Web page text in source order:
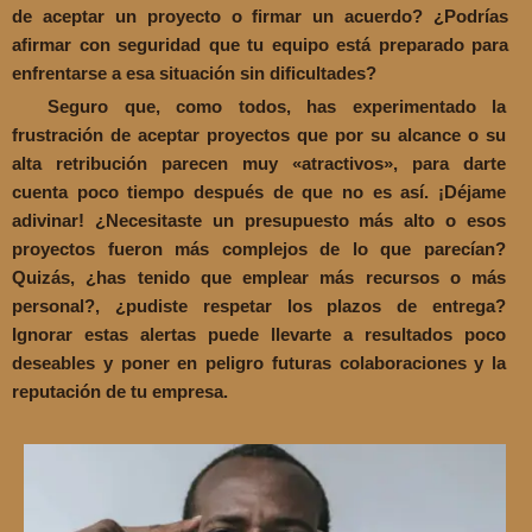
de aceptar un proyecto o firmar un acuerdo? ¿Podrías
afirmar con seguridad que tu equipo está preparado para
enfrentarse a esa situación sin dificultades?
Seguro que, como todos, has experimentado la
frustración de aceptar proyectos que por su alcance o su
alta retribución parecen muy «atractivos», para darte
cuenta poco tiempo después de que no es así. ¡Déjame
adivinar! ¿Necesitaste un presupuesto más alto o esos
proyectos fueron más complejos de lo que parecían?
Quizás, ¿has tenido que emplear más recursos o más
personal?, ¿pudiste respetar los plazos de entrega?
Ignorar estas alertas puede llevarte a resultados poco
deseables y poner en peligro futuras colaboraciones y la
reputación de tu empresa.